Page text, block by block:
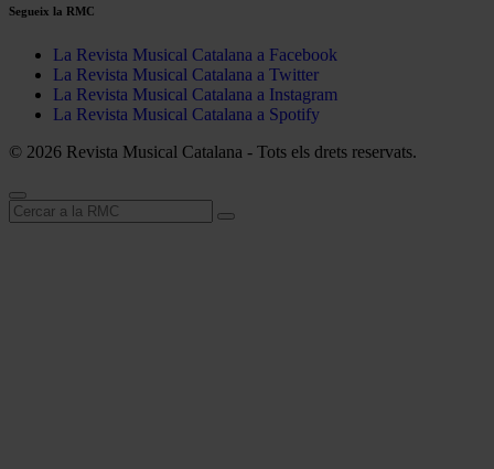
Segueix la RMC
La Revista Musical Catalana a Facebook
La Revista Musical Catalana a Twitter
La Revista Musical Catalana a Instagram
La Revista Musical Catalana a Spotify
© 2026 Revista Musical Catalana - Tots els drets reservats.
Cerca